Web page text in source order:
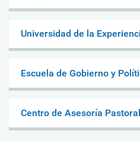
Universidad de la
Escuela de Gobierno y
Centro de Asesoría